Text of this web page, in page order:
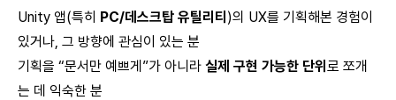
Unity 앱(특히 PC/데스크탑 유틸리티 )의 UX를 기획해본 경험이
있거나, 그 방향에 관심이 있는 분
기획을 “문서만 예쁘게”가 아니라 실제 구현 가능한 단위 로 쪼개
는 데 익숙한 분